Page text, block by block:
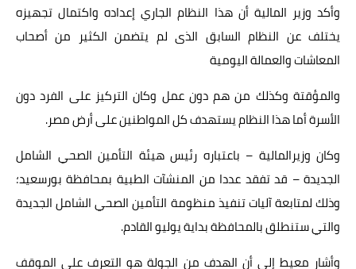
وأكد وزير المالية أن هذا النظام الجاري إعداده واكتمال تجهيزه
يختلف عن النظام السابق الذى لم يتضمن الكثير من أصحاب
المعاشات والعمالة اليومية
والمؤقتة وكذلك من هم دون عمل وكان التركيز على الفرد دون
الأسرة أما هذا النظام يستهدف كل المواطنين على أرض مصر.
وكان وزيرالمالية – باعتباره رئيس هيئة التأمين الصحي الشامل
الجديدة – قد تفقد عددا من المنشآت الطبية بمحافظة بورسعيد؛
وذلك لمتابعة آليات تنفيذ منظومة التأمين الصحي الشامل الجديدة
والتي ستنطلق بالمحافظة بداية يوليو القادم.
وأشار معيط إلى أن الهدف من الجولة هو التعرف على الموقف